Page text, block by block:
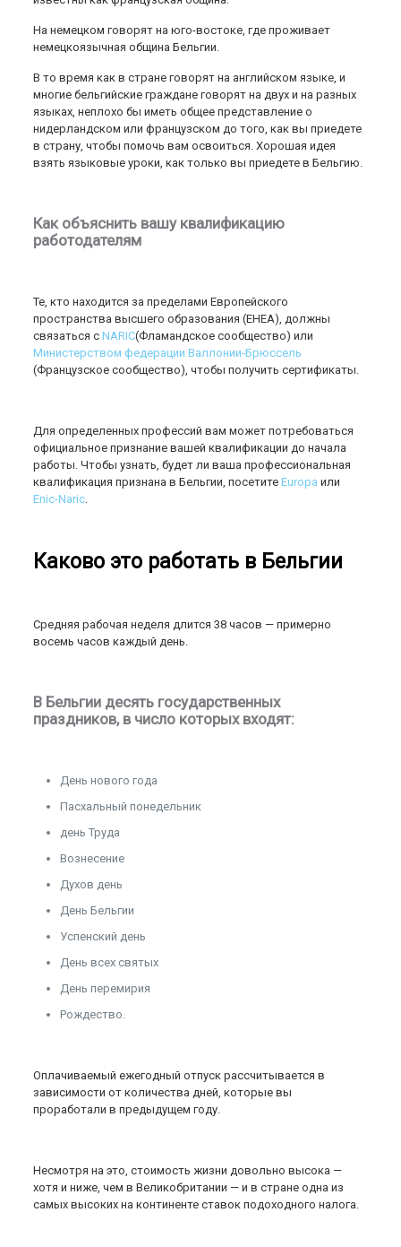
На немецком говорят на юго-востоке, где проживает
немецкоязычная община Бельгии.
В то время как в стране говорят на английском языке, и
многие бельгийские граждане говорят на двух и на разных
языках, неплохо бы иметь общее представление о
нидерландском или французском до того, как вы приедете
в страну, чтобы помочь вам освоиться. Хорошая идея
взять языковые уроки, как только вы приедете в Бельгию.
Как объяснить вашу квалификацию
работодателям
Те, кто находится за пределами Европейского
пространства высшего образования (EHEA), должны
связаться сNARIC(Фламандское сообщество) или
Министерством федерации Валлонии-Брюссель
(Французское сообщество), чтобы получить сертификаты.
Для определенных профессий вам может потребоваться
официальное признание вашей квалификации до начала
работы. Чтобы узнать, будет ли ваша профессиональная
квалификация признана в Бельгии, посетитеEuropaили
Enic-Naric.
Каково это работать в Бельгии
Средняя рабочая неделя длится 38 часов — примерно
восемь часов каждый день.
В Бельгии десять государственных
праздников, в число которых входят:
День нового года
Пасхальный понедельник
день Труда
Вознесение
Духов день
День Бельгии
Успенский день
День всех святых
День перемирия
Рождество.
Оплачиваемый ежегодный отпуск рассчитывается в
зависимости от количества дней, которые вы
проработали в предыдущем году.
Несмотря на это, стоимость жизни довольно высока —
хотя и ниже, чем в Великобритании — и в стране одна из
самых высоких на континенте ставок подоходного налога.